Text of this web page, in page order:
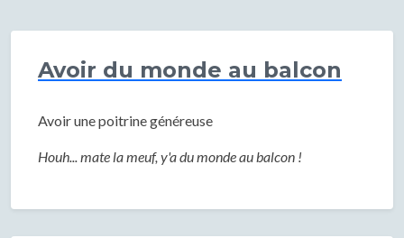
Avoir du monde au balcon
Avoir une poitrine généreuse
Houh... mate la meuf, y'a du monde au balcon !